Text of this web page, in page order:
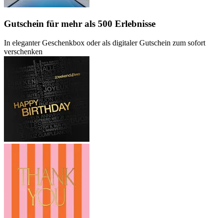
Gutschein für mehr als 500 Erlebnisse
In eleganter Geschenkbox oder als digitaler Gutschein zum sofort
verschenken